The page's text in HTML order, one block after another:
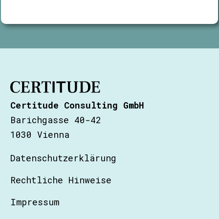
Certitude Consulting GmbH
Barichgasse 40-42
1030 Vienna
Datenschutzerklärung
Rechtliche Hinweise
Impressum